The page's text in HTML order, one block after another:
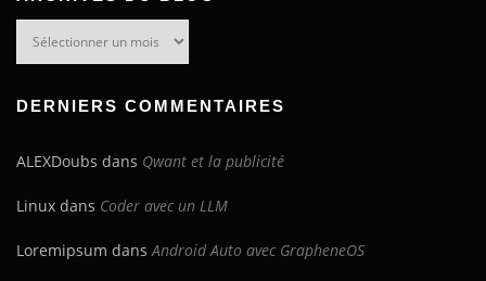
DERNIERS COMMENTAIRES
ALEXDoubs dans Qwant et la publicité
Linux dans Coder avec un LLM
Loremipsum dansAndroid Auto avec GrapheneOS